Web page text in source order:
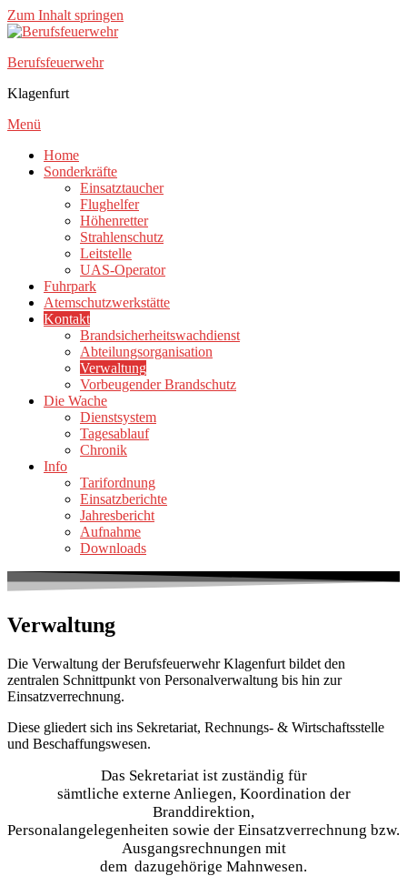
Zum Inhalt springen
Berufsfeuerwehr
Klagenfurt
Menü
Home
Sonderkräfte
Einsatztaucher
Flughelfer
Höhenretter
Strahlenschutz
Leitstelle
UAS-Operator
Fuhrpark
Atemschutzwerkstätte
Kontakt
Brandsicherheitswachdienst
Abteilungsorganisation
Verwaltung
Vorbeugender Brandschutz
Die Wache
Dienstsystem
Tagesablauf
Chronik
Info
Tarifordnung
Einsatzberichte
Jahresbericht
Aufnahme
Downloads
Verwaltung
Die Verwaltung der Berufsfeuerwehr Klagenfurt bildet den
zentralen Schnittpunkt von Personalverwaltung bis hin zur
Einsatzverrechnung.
Diese gliedert sich ins Sekretariat, Rechnungs- & Wirtschaftsstelle
und Beschaffungswesen.
Das Sekretariat ist zuständig für
sämtliche externe Anliegen, Koordination der
Branddirektion,
Personalangelegenheiten sowie der Einsatzverrechnung bzw.
Ausgangsrechnungen mit
dem dazugehörige Mahnwesen.